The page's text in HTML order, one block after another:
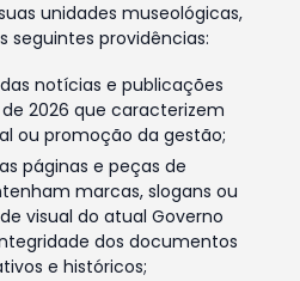
unidades museológicas,
seguintes providências:
notícias e publicações
2026 que caracterizem
ou promoção da gestão;
páginas e peças de
marcas, slogans ou
visual do atual Governo
dos documentos
e históricos;